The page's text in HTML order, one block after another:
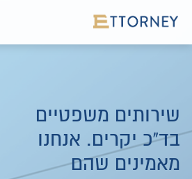
שירותים משפטיים
בד"כ יקרים. אנחנו
מאמינים שהם